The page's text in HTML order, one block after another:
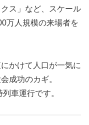
ス」など、スケール
万人規模の来場者を
かけて人口が一気に
成功のカギ。
車運行です。